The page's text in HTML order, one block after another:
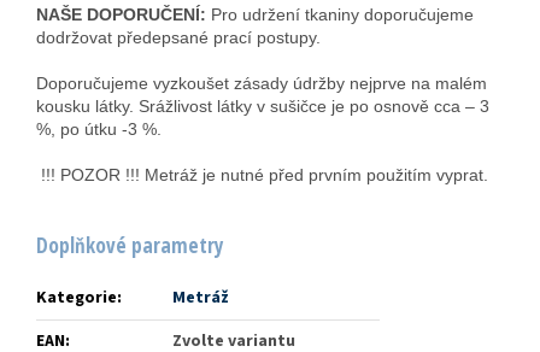
NAŠE DOPORUČENÍ: Pro udržení tkaniny doporučujeme
dodržovat předepsané prací postupy.
Doporučujeme vyzkoušet zásady údržby nejprve na malém
kousku látky. Srážlivost látky v sušičce je po osnově cca – 3
%, po útku -3 %.
!!! POZOR !!! Metráž je nutné před prvním použitím vyprat.
Doplňkové parametry
Kategorie:
Metráž
EAN: Zvolte variantu